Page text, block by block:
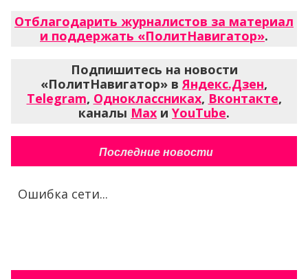
Отблагодарить журналистов за материал
и поддержать «ПолитНавигатор».
Подпишитесь на новости
«ПолитНавигатор» вЯндекс.Дзен,
Telegram, Одноклассниках, Вконтакте,
каналы Max и YouTube.
Последние новости
Ошибка сети...